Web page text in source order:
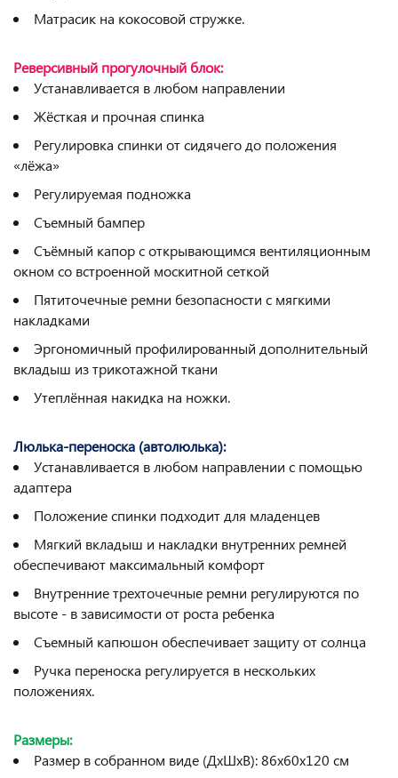
Матрасик на кокосовой стружке.
Реверсивный прогулочный блок:
Устанавливается в любом направлении
Жёсткая и прочная спинка
Регулировка спинки от сидячего до положения
«лёжа»
Регулируемая подножка
Съемный бампер
Съёмный капор с открывающимся вентиляционным
окном со встроенной москитной сеткой
Пятиточечные ремни безопасности с мягкими
накладками
Эргономичный профилированный дополнительный
вкладыш из трикотажной ткани
Утеплённая накидка на ножки.
Люлька-переноска (автолюлька):
Устанавливается в любом направлении с помощью
адаптера
Положение спинки подходит для младенцев
Мягкий вкладыш и накладки внутренних ремней
обеспечивают максимальный комфорт
Внутренние трехточечные ремни регулируются по
высоте - в зависимости от роста ребенка
Съемный капюшон обеспечивает защиту от солнца
Ручка переноска регулируется в нескольких
положениях.
Размеры:
Размер в собранном виде (ДхШхВ): 86х60х120 см